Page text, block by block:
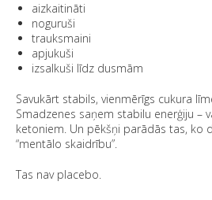
aizkaitināti
noguruši
trauksmaini
apjukuši
izsalkuši līdz dusmām
Savukārt stabils, vienmērīgs cukura
Smadzenes saņem stabilu enerģiju –
ketoniem. Un pēkšņi parādās tas, ko
“mentālo skaidrību”.
Tas nav placebo.